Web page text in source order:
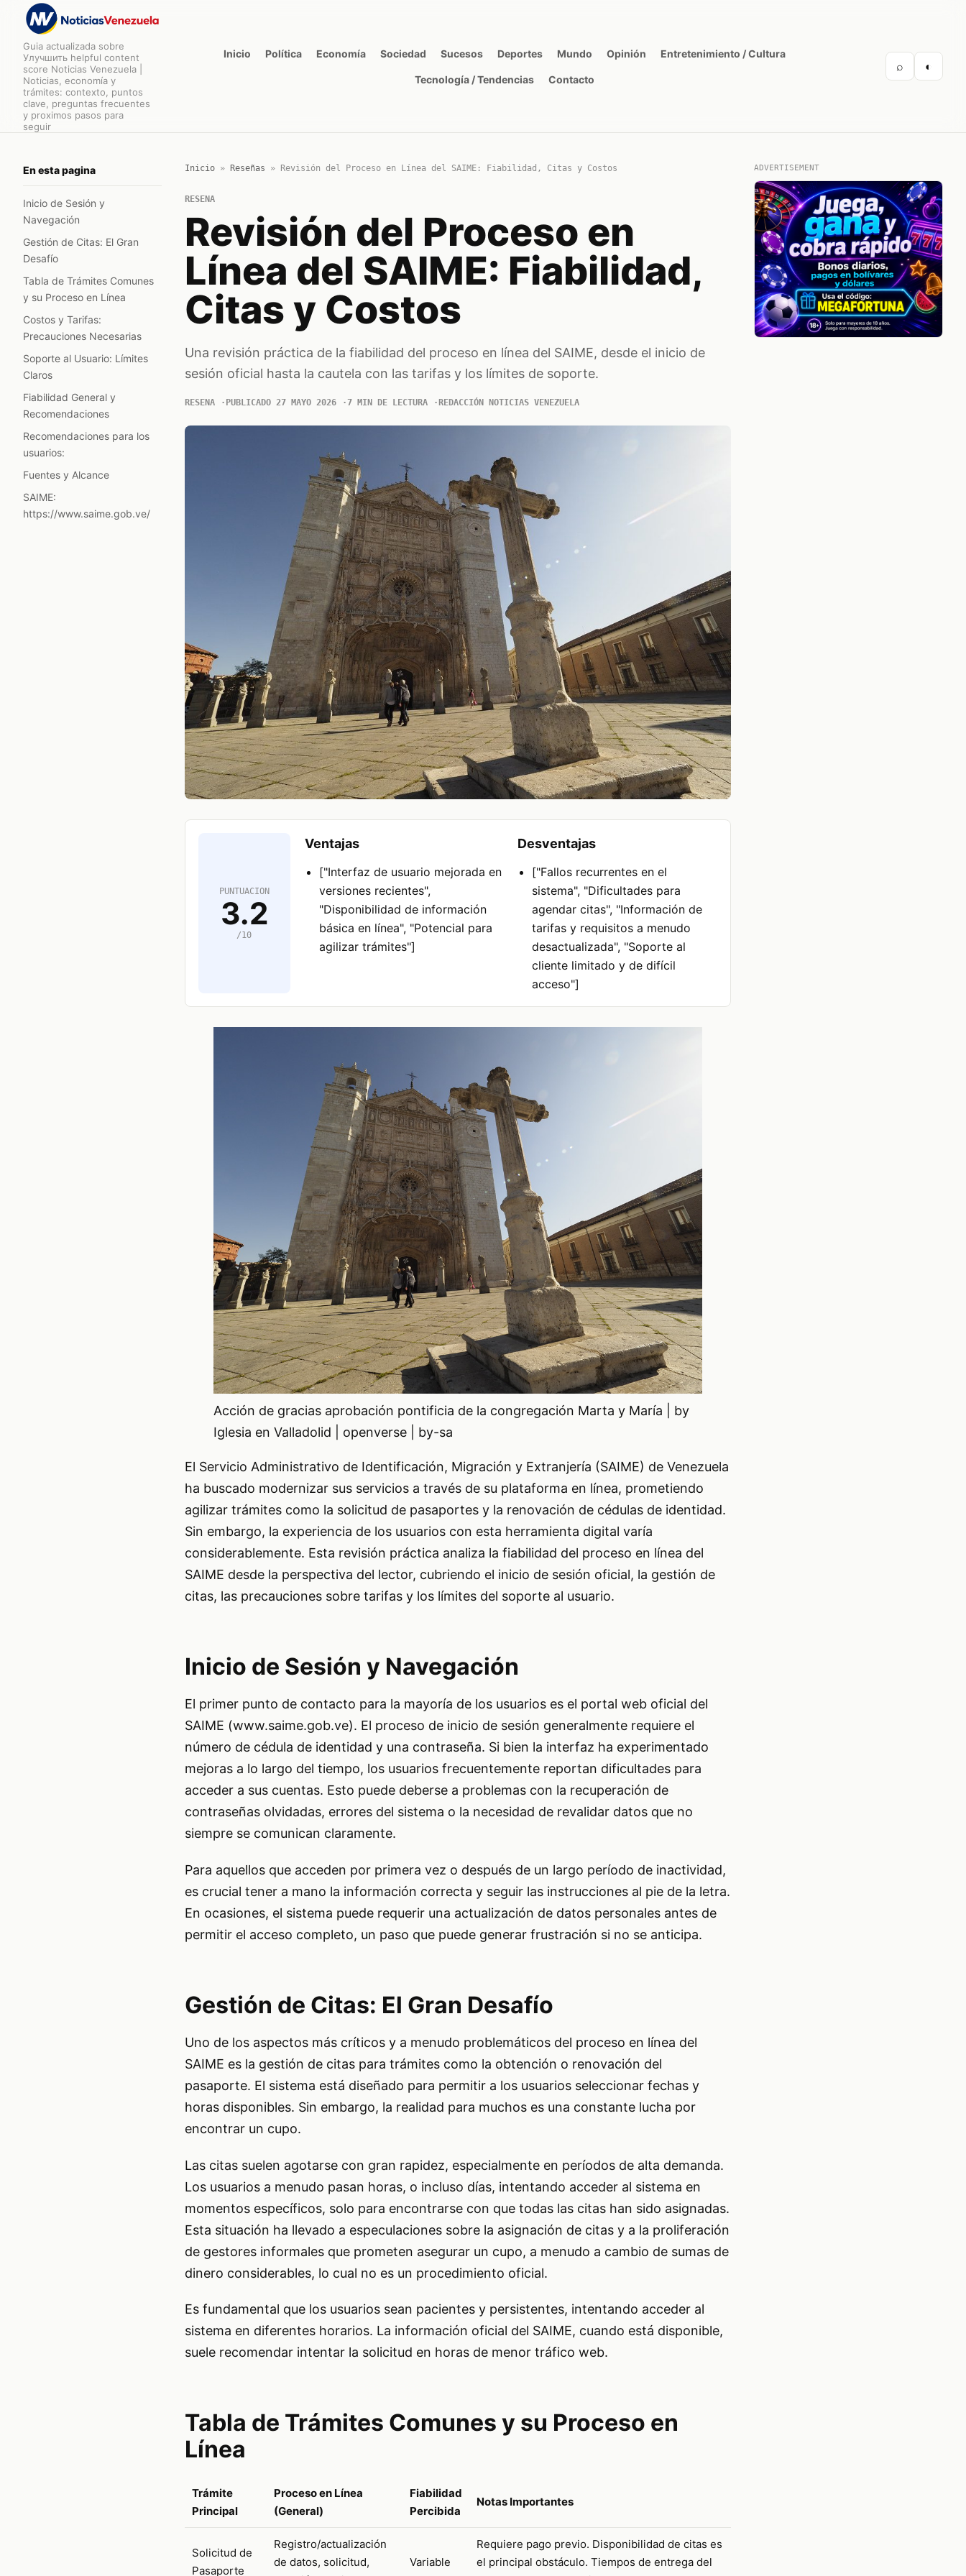
Guia actualizada sobre
Улучшить helpful content
score Noticias Venezuela |
Noticias, economía y
trámites: contexto, puntos
clave, preguntas frecuentes
y proximos pasos para
seguir
Inicio Política Economía Sociedad Sucesos Deportes Mundo Opinión Entretenimiento / Cultura
Tecnología / Tendencias Contacto
⌕ ◐
En esta pagina
Inicio de Sesión y
Navegación
Gestión de Citas: El Gran
Desafío
Tabla de Trámites Comunes
y su Proceso en Línea
Costos y Tarifas:
Precauciones Necesarias
Soporte al Usuario: Límites
Claros
Fiabilidad General y
Recomendaciones
Recomendaciones para los
usuarios:
Fuentes y Alcance
SAIME:
https://www.saime.gob.ve/
Inicio» Reseñas » Revisión del Proceso en Línea del SAIME: Fiabilidad, Citas y Costos
RESENA
Revisión del Proceso en
Línea del SAIME: Fiabilidad,
Citas y Costos
Una revisión práctica de la fiabilidad del proceso en línea del SAIME, desde el inicio de
sesión oficial hasta la cautela con las tarifas y los límites de soporte.
RESENA PUBLICADO 27 MAYO 2026 7 MIN DE LECTURA REDACCIÓN NOTICIAS VENEZUELA
PUNTUACION
3.2
/10
Ventajas
["Interfaz de usuario mejorada en
versiones recientes",
"Disponibilidad de información
básica en línea", "Potencial para
agilizar trámites"]
Desventajas
["Fallos recurrentes en el
sistema", "Dificultades para
agendar citas", "Información de
tarifas y requisitos a menudo
desactualizada", "Soporte al
cliente limitado y de difícil
acceso"]
Acción de gracias aprobación pontificia de la congregación Marta y María | by
Iglesia en Valladolid | openverse | by-sa
El Servicio Administrativo de Identificación, Migración y Extranjería (SAIME) de Venezuela
ha buscado modernizar sus servicios a través de su plataforma en línea, prometiendo
agilizar trámites como la solicitud de pasaportes y la renovación de cédulas de identidad.
Sin embargo, la experiencia de los usuarios con esta herramienta digital varía
considerablemente. Esta revisión práctica analiza la fiabilidad del proceso en línea del
SAIME desde la perspectiva del lector, cubriendo el inicio de sesión oficial, la gestión de
citas, las precauciones sobre tarifas y los límites del soporte al usuario.
Inicio de Sesión y Navegación
El primer punto de contacto para la mayoría de los usuarios es el portal web oficial del
SAIME (www.saime.gob.ve). El proceso de inicio de sesión generalmente requiere el
número de cédula de identidad y una contraseña. Si bien la interfaz ha experimentado
mejoras a lo largo del tiempo, los usuarios frecuentemente reportan dificultades para
acceder a sus cuentas. Esto puede deberse a problemas con la recuperación de
contraseñas olvidadas, errores del sistema o la necesidad de revalidar datos que no
siempre se comunican claramente.
Para aquellos que acceden por primera vez o después de un largo período de inactividad,
es crucial tener a mano la información correcta y seguir las instrucciones al pie de la letra.
En ocasiones, el sistema puede requerir una actualización de datos personales antes de
permitir el acceso completo, un paso que puede generar frustración si no se anticipa.
Gestión de Citas: El Gran Desafío
Uno de los aspectos más críticos y a menudo problemáticos del proceso en línea del
SAIME es la gestión de citas para trámites como la obtención o renovación del
pasaporte. El sistema está diseñado para permitir a los usuarios seleccionar fechas y
horas disponibles. Sin embargo, la realidad para muchos es una constante lucha por
encontrar un cupo.
Las citas suelen agotarse con gran rapidez, especialmente en períodos de alta demanda.
Los usuarios a menudo pasan horas, o incluso días, intentando acceder al sistema en
momentos específicos, solo para encontrarse con que todas las citas han sido asignadas.
Esta situación ha llevado a especulaciones sobre la asignación de citas y a la proliferación
de gestores informales que prometen asegurar un cupo, a menudo a cambio de sumas de
dinero considerables, lo cual no es un procedimiento oficial.
Es fundamental que los usuarios sean pacientes y persistentes, intentando acceder al
sistema en diferentes horarios. La información oficial del SAIME, cuando está disponible,
suele recomendar intentar la solicitud en horas de menor tráfico web.
Tabla de Trámites Comunes y su Proceso en
Línea
Trámite
Principal
Proceso en Línea
(General)
Fiabilidad
Percibida
Notas Importantes
Solicitud de
Pasaporte
Registro/actualización
de datos, solicitud,
Variable
Requiere pago previo. Disponibilidad de citas es
el principal obstáculo. Tiempos de entrega del
ADVERTISEMENT